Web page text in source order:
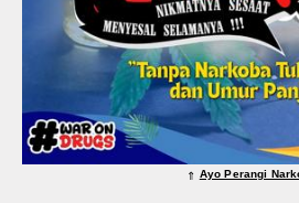
⇑ Ayo Perangi